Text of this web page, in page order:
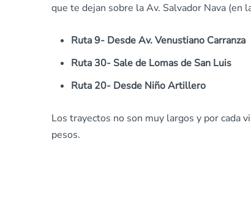
que te dejan sobre la Av. Salvador Nava (en
Ruta 9- Desde Av. Venustiano Carranza
Ruta 30- Sale de Lomas de San Luis
Ruta 20- Desde Niño Artillero
Los trayectos no son muy largos y por cada
pesos.